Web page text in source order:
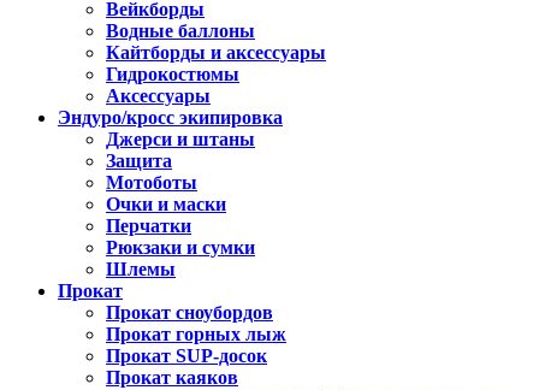
Вейкборды
Водные баллоны
Кайтборды и аксессуары
Гидрокостюмы
Аксессуары
Эндуро/кросс экипировка
Джерси и штаны
Защита
Мотоботы
Очки и маски
Перчатки
Рюкзаки и сумки
Шлемы
Прокат
Прокат сноубордов
Прокат горных лыж
Прокат SUP-досок
Прокат каяков